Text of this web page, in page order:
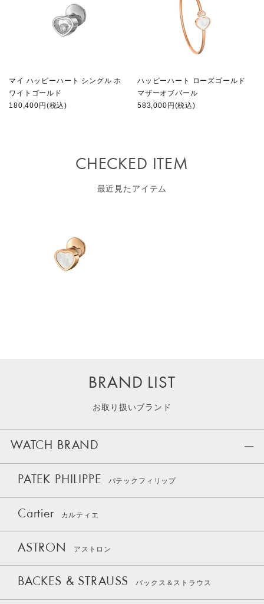
マイ ハッピーハート シングル ホ
ワイトゴールド
180,400円(税込)
ハッピーハート ローズゴールド
マザーオブパール
583,000円(税込)
CHECKED ITEM
最近見たアイテム
BRAND LIST
お取り扱いブランド
WATCH BRAND
PATEK PHILIPPE パテックフィリップ
Cartier カルティエ
ASTRON アストロン
BACKES & STRAUSS バックス＆ストラウス